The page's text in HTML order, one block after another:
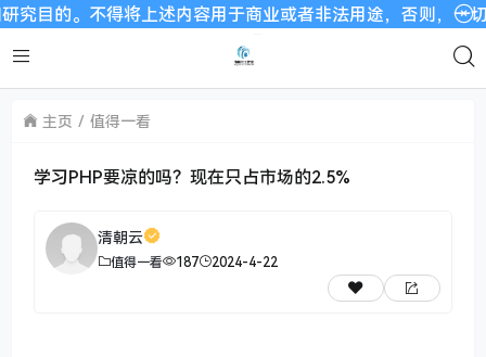
将上述内容用于商业或者非法用途，否则，一切后果请
主页 值得一看
学习PHP要凉的吗？现在只占市场的2.5%
清朝云
值得一看 187 2024-4-22